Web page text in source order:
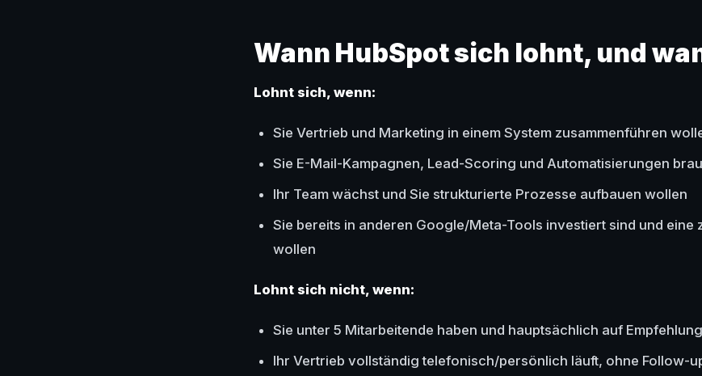
Wann HubSpot sich lohnt, und
Lohnt sich, wenn:
Sie Vertrieb und Marketing in einem System zusammenführen
Sie E-Mail-Kampagnen, Lead-Scoring und Automatisierungen
Ihr Team wächst und Sie strukturierte Prozesse aufbauen wollen
Sie bereits in anderen Google/Meta-Tools investiert sind und eine
wollen
Lohnt sich nicht, wenn:
Sie unter 5 Mitarbeitende haben und hauptsächlich auf
Ihr Vertrieb vollständig telefonisch/persönlich läuft, ohne Follow-